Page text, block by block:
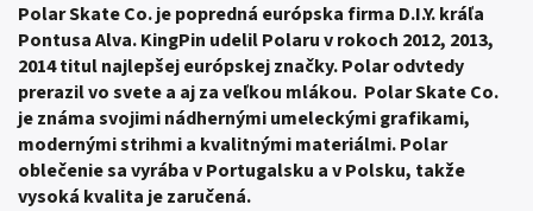
Polar Skate Co. je popredná európska firma D.I.Y. kráľa
Pontusa Alva. KingPin udelil Polaru v rokoch 2012, 2013,
2014 titul najlepšej európskej značky. Polar odvtedy
prerazil vo svete a aj za veľkou mlákou. Polar Skate Co.
je známa svojimi nádhernými umeleckými grafikami,
modernými strihmi a kvalitnými materiálmi. Polar
oblečenie sa vyrába v Portugalsku a v Polsku, takže
vysoká kvalita je zaručená.